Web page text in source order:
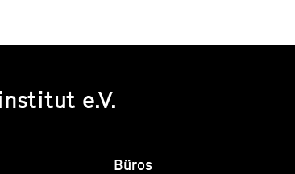
e.V.
Büros